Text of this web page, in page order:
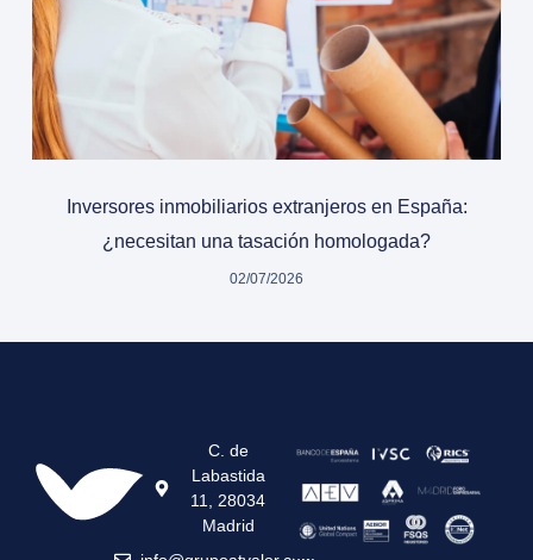
Inversores inmobiliarios extranjeros en España:
¿necesitan una tasación homologada?
02/07/2026
C. de
Labastida
11, 28034
Madrid